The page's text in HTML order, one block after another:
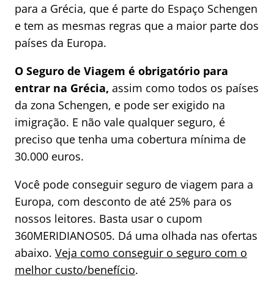
para a Grécia, que é parte do Espaço Schengen
e tem as mesmas regras que a maior parte dos
países da Europa.
O Seguro de Viagem é obrigatório para
entrar na Grécia, assim como todos os países
da zona Schengen, e pode ser exigido na
imigração. E não vale qualquer seguro, é
preciso que tenha uma cobertura mínima de
30.000 euros.
Você pode conseguir seguro de viagem para a
Europa, com desconto de até 25% para os
nossos leitores. Basta usar o cupom
360MERIDIANOS05. Dá uma olhada nas ofertas
abaixo. Veja como conseguir o seguro com o
melhor custo/benefício.